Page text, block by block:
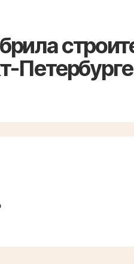
Петербурге